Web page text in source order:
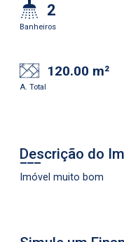
2
Banheiros
120.00 m²
A. Total
Descrição do
Imóvel muito bom